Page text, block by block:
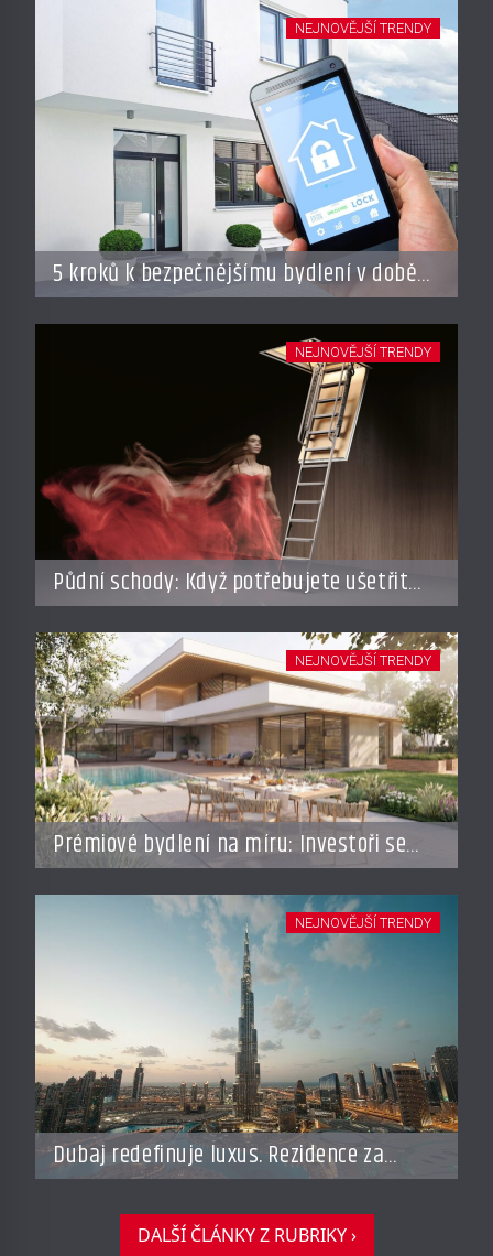
5 kroků k bezpečnějšímu bydlení v době
dovolené
NEJNOVĚJŠÍ TRENDY
Půdní schody: Když potřebujete ušetřit
místo, ale nechcete dělat kompromisy
NEJNOVĚJŠÍ TRENDY
Prémiové bydlení na míru: Investoři se
vracejí do Česka, roste zájem o top
adresy i byty a domy za stovky milionů
NEJNOVĚJŠÍ TRENDY
Dubaj redefinuje luxus. Rezidence za
miliardy dnes připomínají soukromé
resorty budoucnosti
NEJNOVĚJŠÍ TRENDY
DALŠÍ ČLÁNKY Z RUBRIKY ›